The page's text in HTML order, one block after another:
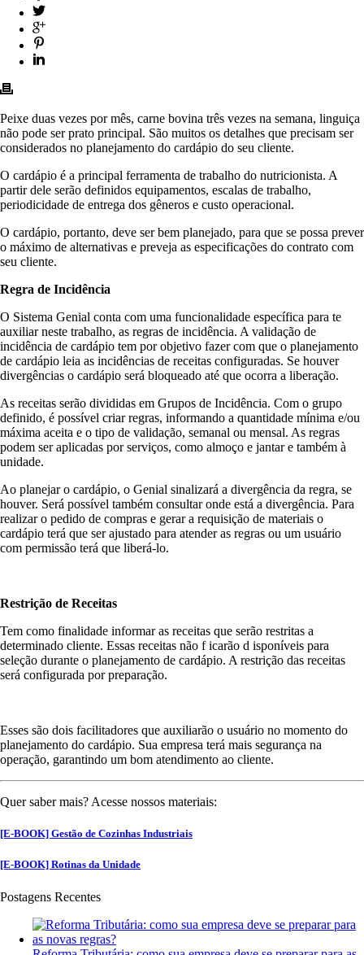
Peixe duas vezes por mês, carne bovina três vezes na semana, linguiça
não pode ser prato principal. São muitos os detalhes que precisam ser
considerados no planejamento do cardápio do seu cliente.
O cardápio é a principal ferramenta de trabalho do nutricionista. A
partir dele serão definidos equipamentos, escalas de trabalho,
periodicidade de entrega dos gêneros e custo operacional.
O cardápio, portanto, deve ser bem planejado, para que se possa prever
o máximo de alternativas e preveja as especificações do contrato com
seu cliente.
Regra de Incidência
O Sistema Genial conta com uma funcionalidade específica para te
auxiliar neste trabalho, as regras de incidência. A validação de
incidência de cardápio tem por objetivo fazer com que o planejamento
de cardápio leia as incidências de receitas configuradas. Se houver
divergências o cardápio será bloqueado até que ocorra a liberação.
As receitas serão divididas em Grupos de Incidência. Com o grupo
definido, é possível criar regras, informando a quantidade mínima e/ou
máxima aceita e o tipo de validação, semanal ou mensal. As regras
podem ser aplicadas por serviços, como almoço e jantar e também à
unidade.
Ao planejar o cardápio, o Genial sinalizará a divergência da regra, se
houver. Será possível também consultar onde está a divergência. Para
realizar o pedido de compras e gerar a requisição de materiais o
cardápio terá que ser ajustado para atender as regras ou um usuário
com permissão terá que liberá-lo.
Restrição de Receitas
Tem como finalidade informar as receitas que serão restritas a
determinado cliente. Essas receitas não f icarão d isponíveis para
seleção durante o planejamento de cardápio. A restrição das receitas
será configurada por preparação.
Esses são dois facilitadores que auxiliarão o usuário no momento do
planejamento do cardápio. Sua empresa terá mais segurança na
operação, garantindo um bom atendimento ao cliente.
Quer saber mais? Acesse nossos materiais:
[E-BOOK] Gestão de Cozinhas Industriais
[E-BOOK] Rotinas da Unidade
Postagens Recentes